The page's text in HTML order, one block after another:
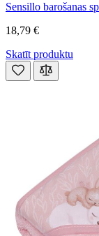
Sensillo barošanas
18,79 €
Skatīt produktu